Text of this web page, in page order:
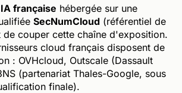
IA française hébergée sur une
SecNumCloud (référentiel de
de couper cette chaîne d'exposition.
cloud français disposent de
: OVHcloud, Outscale (Dassault
(partenariat Thales-Google, sous
finale).